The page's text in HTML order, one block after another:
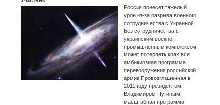
Россия понесет тяжелый
урон из-за разрыва военного
сотрудничества с Украиной!
Без сотрудничества с
украинским военно-
промышленным комплексом
может потерпеть крах вся
амбициозная программа
перевооружения российской
армии.Провозглашенная в
2011 году президентом
Владимиром Путиным
масштабная программа